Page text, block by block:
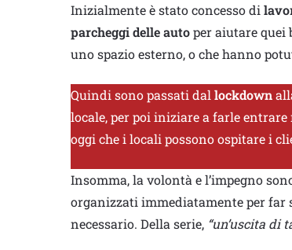
Inizialmente è stato concesso di
parcheggi delle autoper aiutare quei
uno spazio esterno, o che hanno
Quindi sono passati dal lockdown
locale, per poi iniziare a farle
oggi che i locali possono ospitare i
Insomma, la volontà e l’impegno
organizzati immediatamente per far
necessario. Della serie, “un’uscita di